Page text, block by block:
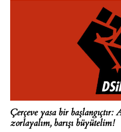
Çerçeve yasa bir
zorlayalım, barışı büyütelim!